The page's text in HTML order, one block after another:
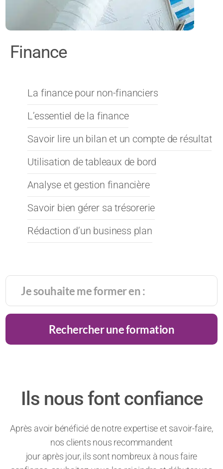
Finance
La finance pour non-financiers
L’essentiel de la finance
Savoir lire un bilan et un compte de résultat
Utilisation de tableaux de bord
Analyse et gestion financière
Savoir bien gérer sa trésorerie
Rédaction d’un business plan
Rechercher une formation
Ils nous font confiance
Après avoir bénéficié de notre expertise et savoir-faire,
nos clients nous recommandent
jour après jour, ils sont nombreux à nous faire